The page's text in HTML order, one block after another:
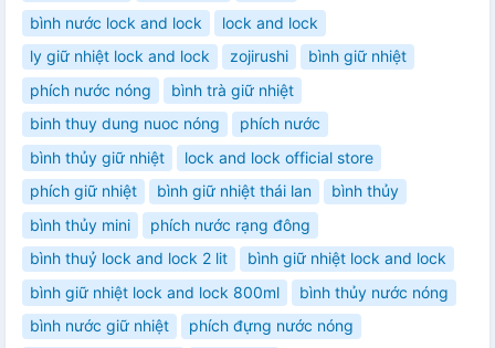
bình nước lock and lock
lock and lock
ly giữ nhiệt lock and lock
zojirushi
bình giữ nhiệt
phích nước nóng
bình trà giữ nhiệt
binh thuy dung nuoc nóng
phích nước
bình thủy giữ nhiệt
lock and lock official store
phích giữ nhiệt
bình giữ nhiệt thái lan
bình thủy
bình thủy mini
phích nước rạng đông
bình thuỷ lock and lock 2 lit
bình giữ nhiệt lock and lock
bình giữ nhiệt lock and lock 800ml
bình thủy nước nóng
bình nước giữ nhiệt
phích đựng nước nóng